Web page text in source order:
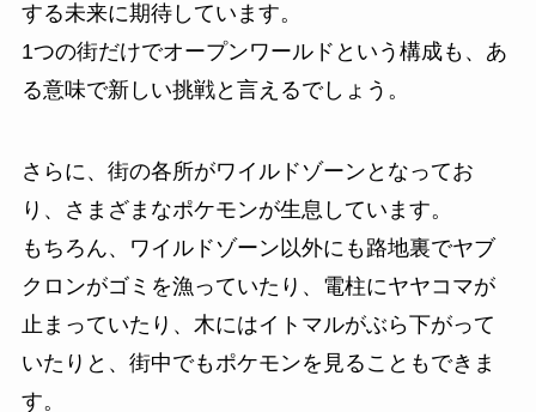
する未来に期待しています。
1つの街だけでオープンワールドという構成も、あ
る意味で新しい挑戦と言えるでしょう。
さらに、街の各所がワイルドゾーンとなってお
り、さまざまなポケモンが生息しています。
もちろん、ワイルドゾーン以外にも路地裏でヤブ
クロンがゴミを漁っていたり、電柱にヤヤコマが
止まっていたり、木にはイトマルがぶら下がって
いたりと、街中でもポケモンを見ることもできま
す。